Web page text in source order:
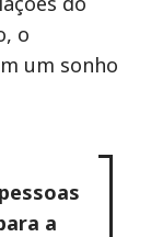
o
um sonho
a